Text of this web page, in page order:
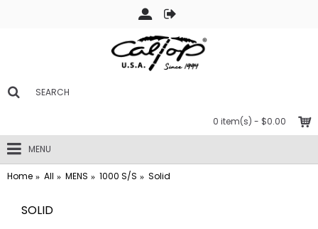
0 item(s) - $0.00
MENU
Home All MENS 1000 S/S Solid
SOLID